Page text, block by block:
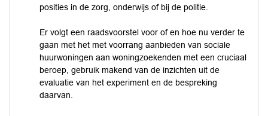
posities in de zorg, onderwijs of bij de politie.
Er volgt een raadsvoorstel voor of en hoe nu verder te
gaan met het met voorrang aanbieden van sociale
huurwoningen aan woningzoekenden met een cruciaal
beroep, gebruik makend van de inzichten uit de
evaluatie van het experiment en de bespreking
daarvan.